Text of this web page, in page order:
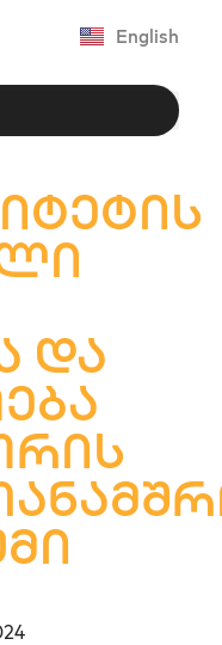
English
და